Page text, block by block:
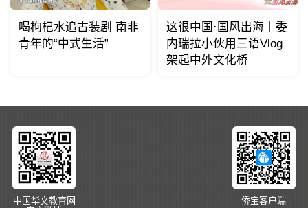
喝枸杞水追古装剧 南非
青年的“中式生活”
这很中国·国风出海｜委
内瑞拉小伙用三语Vlog
架起中外文化桥
中国华文教育网
侨宝客户端